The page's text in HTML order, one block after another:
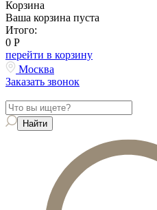
Корзина
Ваша корзина пуста
Итого:
0 Р
перейти в корзину
Москва
Заказать звонок